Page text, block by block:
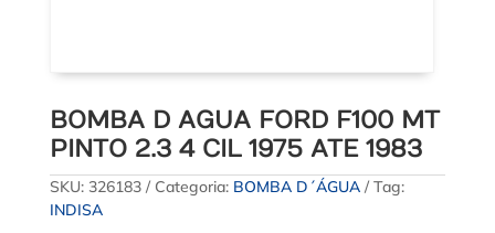
BOMBA D AGUA FORD F100 MT
PINTO 2.3 4 CIL 1975 ATE 1983
SKU: 326183 Categoria: BOMBA D´ÁGUA
Tag:
INDISA